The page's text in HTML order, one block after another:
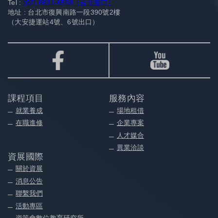
Tel : (02) 6631-6588（台北窗口）
地址 : 台北市復興南路一段390號2樓
（大安捷運站4號、6號出口）
課程項目
就業養成
在職進修
服務內容
場地租借
企業專案
人才媒合
異業洽談
資展國際
關於資展
消息公告
聯繫我們
活動專區